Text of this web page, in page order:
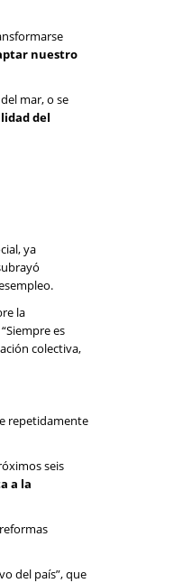
nuestro
mar, o se
del
ya
la
es
colectiva,
repetidamente
seis
a la
del país”, que